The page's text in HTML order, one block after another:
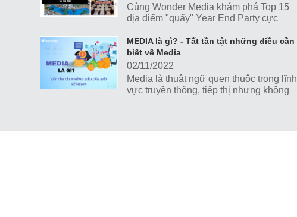
Cùng Wonder Media khám phá Top 15
địa điểm "quẩy" Year End Party cực
MEDIA là gì? - Tất tần tật những điều cần
biết về Media
02/11/2022
Media là thuật ngữ quen thuộc trong lĩnh
vực truyền thông, tiếp thị nhưng không